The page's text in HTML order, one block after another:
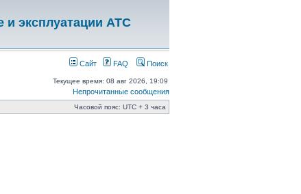
и эксплуатации АТС
Сайт FAQ Поиск
Текущее время: 08 авг 2026, 19:09
Непрочитанные сообщения
Часовой пояс: UTC + 3 часа